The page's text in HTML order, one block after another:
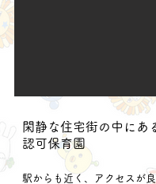
閑静な住宅街の中にあ
認可保育園
駅からも近く、アクセスが